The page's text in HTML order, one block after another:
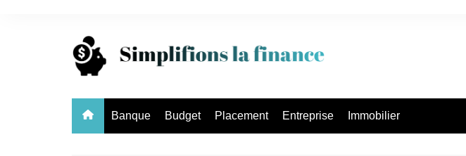
Banque Budget Placement Entreprise Immobilier